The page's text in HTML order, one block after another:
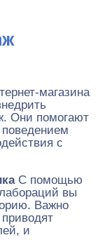
магазина
Они помогают
с
С помощью
вы
Важно
и